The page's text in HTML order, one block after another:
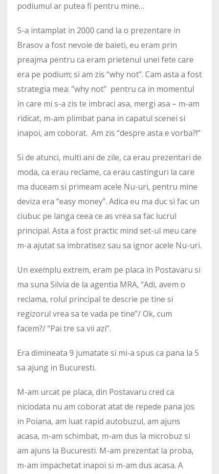
podiumul ar putea fi pentru mine…
S-a intamplat in 2000 cand la o prezentare in
Brasov a fost nevoie de baieti, eu eram prin
preajma pentru ca eram prietenul unei fete care
era pe podium; si am zis “why not”. Cam asta a fost
strategia mea: ”why not” pentru ca in momentul
in care mi s-a zis te imbraci asa, mergi asa – m-am
ridicat, m-am plimbat pana in capatul scenei si
inapoi, am coborat. Am zis “despre asta e vorba?!”
Si de atunci, multi ani de zile, ca erau prezentari de
moda, ca erau reclame, ca erau castinguri la care
ma duceam si primeam acele Nu-uri, pentru mine
deviza era “easy money”. Adica eu ma duc si fac un
ciubuc pe langa ceea ce as vrea sa fac lucrul
principal. Asta a fost practic mind set-ul meu care
m-a ajutat sa imbratisez sau sa ignor acele Nu-uri.
Un exemplu extrem, eram pe placa in Postavaru si
ma suna Silvia de la agentia MRA, “Adi, avem o
reclama, rolul principal te descrie pe tine si
regizorul vrea sa te vada pe tine”/ Ok, cum
facem?/ “Pai tre sa vii azi”.
Era dimineata 9 jumatate si mi-a spus ca pana la 5
sa ajung in Bucuresti.
M-am urcat pe placa, din Postavaru cred ca
niciodata nu am coborat atat de repede pana jos
in Poiana, am luat rapid autobuzul, am ajuns
acasa, m-am schimbat, m-am dus la microbuz si
am ajuns la Bucuresti. M-am prezentat la proba,
m-am impachetat inapoi si m-am dus acasa. A